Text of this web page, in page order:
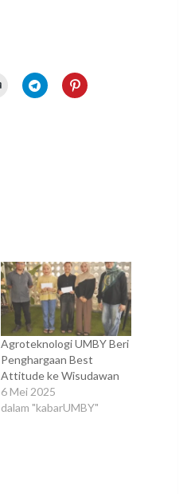
Agroteknologi UMBY Beri
Penghargaan Best
Attitude ke Wisudawan
6 Mei 2025
dalam "kabarUMBY"